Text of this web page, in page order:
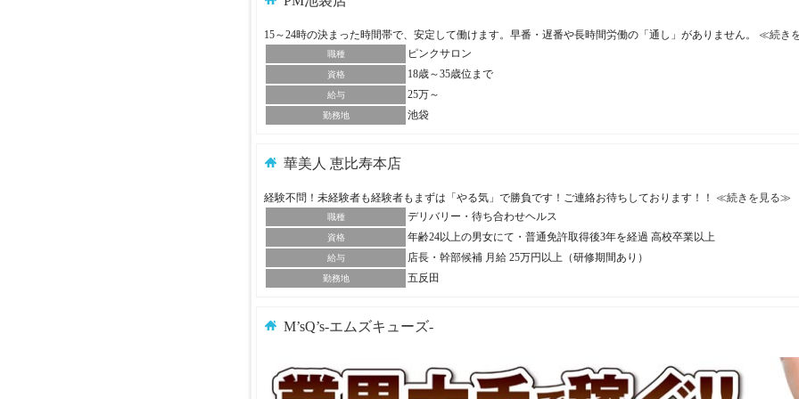
15～24時の決まった時間帯で、安定して働けます。早番・遅番や長時間労働の「通し」がありません。 ≪続き
職種 ピンクサロン
資格 18歳～35歳位まで
給与 25万～
勤務地 池袋
華美人 恵比寿本店
経験不問！未経験者も経験者もまずは「やる気」で勝負です！ご連絡お待ちしております！！ ≪続きを見る≫
職種 デリバリー・待ち合わせヘルス
資格 年齢24以上の男女にて・普通免許取得後3年を経過 高校卒業以上
給与 店長・幹部候補 月給 25万円以上（研修期間あり）
勤務地 五反田
M’sQ’s-エムズキューズ-